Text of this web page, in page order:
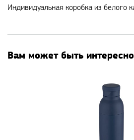
Индивидуальная коробка из белого
Вам может быть интересно